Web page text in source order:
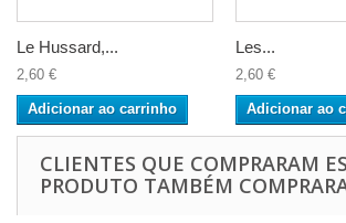
Le Hussard,...
2,60 €
Adicionar ao carrinho
Les...
2,60 €
Adicionar ao
CLIENTES QUE COMPRARAM
PRODUTO TAMBÉM